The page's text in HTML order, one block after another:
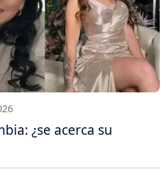
¿se acerca su